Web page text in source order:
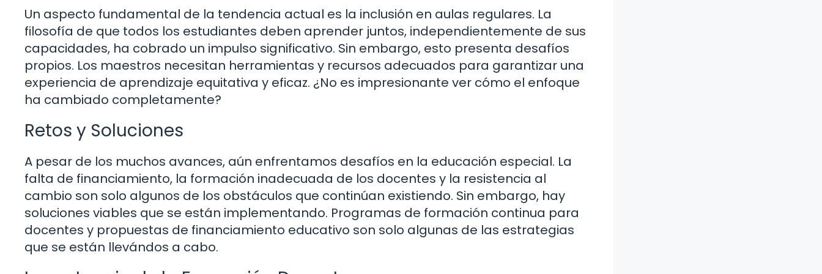
Un aspecto fundamental de la tendencia actual es la inclusión en aulas regulares. La
filosofía de que todos los estudiantes deben aprender juntos, independientemente de sus
capacidades, ha cobrado un impulso significativo. Sin embargo, esto presenta desafíos
propios. Los maestros necesitan herramientas y recursos adecuados para garantizar una
experiencia de aprendizaje equitativa y eficaz. ¿No es impresionante ver cómo el enfoque
ha cambiado completamente?
Retos y Soluciones
A pesar de los muchos avances, aún enfrentamos desafíos en la educación especial. La
falta de financiamiento, la formación inadecuada de los docentes y la resistencia al
cambio son solo algunos de los obstáculos que continúan existiendo. Sin embargo, hay
soluciones viables que se están implementando. Programas de formación continua para
docentes y propuestas de financiamiento educativo son solo algunas de las estrategias
que se están llevándos a cabo.